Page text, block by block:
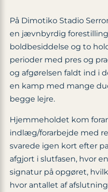
På Dimotiko Stadio
en jævnbyrdig
boldbesiddelse og to
perioder med pres og
og afgørelsen faldt ind i
en kamp med mange
begge lejre.
Hjemmeholdet kom
indlæg/forarbejde med
svarede igen kort efter
afgjort i slutfasen, hvor
signatur på opgøret,
hvor antallet af